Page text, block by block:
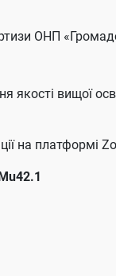
ОНП
якості вищої
на платформі